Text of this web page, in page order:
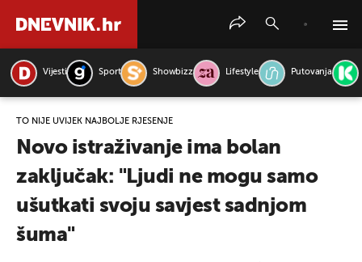
Vijesti Sport Showbizz Lifestyle Putovanja
TO NIJE UVIJEK NAJBOLJE RJEŠENJE
Novo istraživanje ima bolan
zaključak: "Ljudi ne mogu samo
ušutkati svoju savjest sadnjom
šuma"
PRETRAŽITE VIJESTI